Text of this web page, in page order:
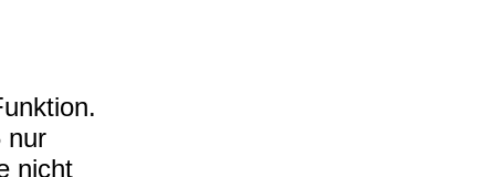
nur
nicht